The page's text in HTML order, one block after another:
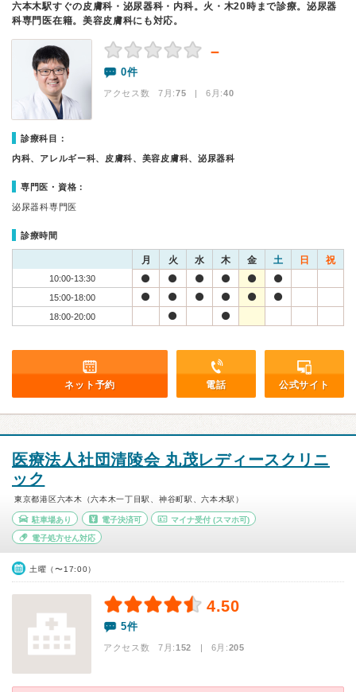
六本木駅すぐの皮膚科・泌尿器科・内科。火・木20時まで診療。泌尿器
科専門医在籍。美容皮膚科にも対応。
－
0件
アクセス数 7月:75 | 6月:40
診療科目：
内科、アレルギー科、皮膚科、美容皮膚科、泌尿器科
専門医・資格：
泌尿器科専門医
診療時間
月 火 水 木 金 土 日 祝
10:00-13:30
15:00-18:00
18:00-20:00
ネット予約 電話 公式サイト
医療法人社団清陵会 丸茂レディースクリニ
ック
東京都港区六本木（六本木一丁目駅、神谷町駅、六本木駅）
駐車場あり 電子決済可 マイナ受付 (スマホ可)
電子処方せん対応
土曜（〜17:00）
4.50
5件
アクセス数 7月:152 | 6月:205